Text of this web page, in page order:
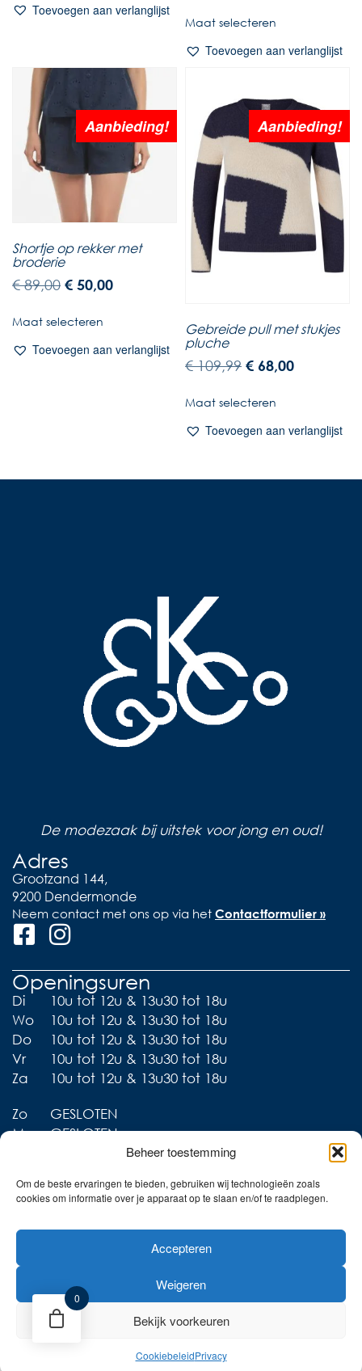
Beheer toestemming
Om de beste ervaringen te bieden, gebruiken wij technologieën zoals
cookies om informatie over je apparaat op te slaan en/of te raadplegen.
Accepteren
Weigeren
Bekijk voorkeuren
CookiebeleidPrivacy
Toevoegen aan verlanglijst
Maat selecteren
Toevoegen aan verlanglijst
Aanbieding!
Shortje op rekker met
broderie
€89,00 € 50,00
Maat selecteren
Toevoegen aan verlanglijst
Aanbieding!
Gebreide pull met stukjes
pluche
€109,99 € 68,00
Maat selecteren
Toevoegen aan verlanglijst
De modezaak bij uitstek voor jong en oud!
Adres
Grootzand 144,
9200 Dendermonde
Neem contact met ons op via het Contactformulier »
Openingsuren
Di
10u tot 12u & 13u30 tot 18u
Wo
10u tot 12u & 13u30 tot 18u
Do
10u tot 12u & 13u30 tot 18u
Vr
10u tot 12u & 13u30 tot 18u
Za
10u tot 12u & 13u30 tot 18u
Zo
GESLOTEN
Ma
GESLOTEN
Liever thuis shoppen?
Ontdek onze collecties in
de webshop!
Naar de online shop!
RetourbeleidWebsite door Sinergio
0